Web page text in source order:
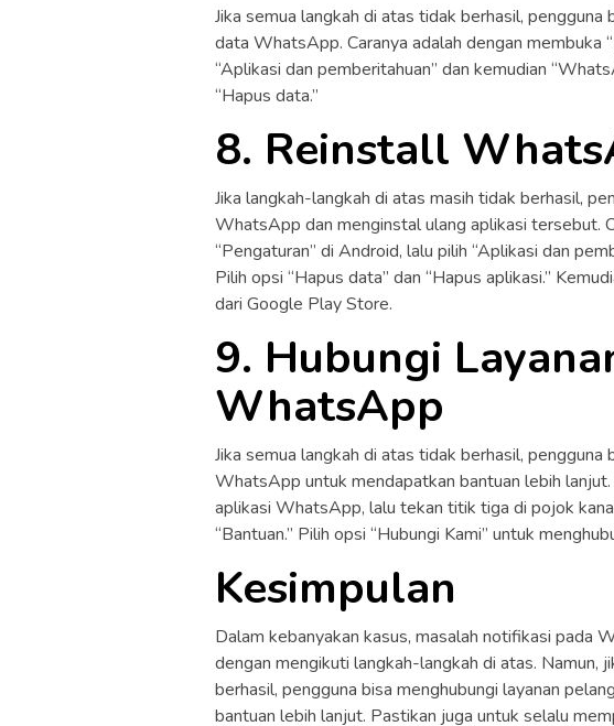
Jika semua langkah di atas tidak berhasil, pengguna
data WhatsApp. Caranya adalah dengan membuka
“Aplikasi dan pemberitahuan” dan kemudian
“Hapus data.”
8. Reinstall
Jika langkah-langkah di atas masih tidak berhasil,
WhatsApp dan menginstal ulang aplikasi tersebut.
“Pengaturan” di Android, lalu pilih “Aplikasi dan
Pilih opsi “Hapus data” dan “Hapus aplikasi.”
dari Google Play Store.
9. Hubungi
WhatsApp
Jika semua langkah di atas tidak berhasil, pengguna
WhatsApp untuk mendapatkan bantuan lebih lanjut.
aplikasi WhatsApp, lalu tekan titik tiga di pojok
“Bantuan.” Pilih opsi “Hubungi Kami” untuk
Kesimpulan
Dalam kebanyakan kasus, masalah notifikasi pada
dengan mengikuti langkah-langkah di atas. Namun,
berhasil, pengguna bisa menghubungi layanan
bantuan lebih lanjut. Pastikan juga untuk selalu